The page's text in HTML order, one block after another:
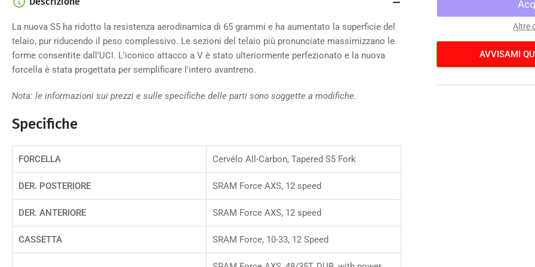
4
galleria
immagine
5
galleria
immagine
6
galleria
per
S5
eTap
per
S5
Altre
AVVISAMI
La nuova S5 ha ridotto la resistenza aerodinamica di 65 grammi e ha aumentato la superficie del
telaio, pur riducendo il peso complessivo. Le sezioni del telaio più pronunciate massimizzano le
forme consentite dall'UCI. L'iconico attacco a V è stato ulteriormente perfezionato e la nuova
forcella è stata progettata per semplificare l'intero avantreno.
Nota: le informazioni sui prezzi e sulle specifiche delle parti sono soggette a modifiche.
Specifiche
FORCELLA Cervélo All-Carbon, Tapered S5 Fork
DER. POSTERIORE SRAM Force AXS, 12 speed
DER. ANTERIORE SRAM Force AXS, 12 speed
CASSETTA SRAM Force, 10-33, 12 Speed